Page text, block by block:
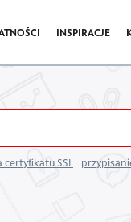
INSPIRACJE
SSL